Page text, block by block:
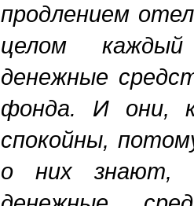
продлением
целом
денежные
фонда. И они,
спокойны,
о них знают,